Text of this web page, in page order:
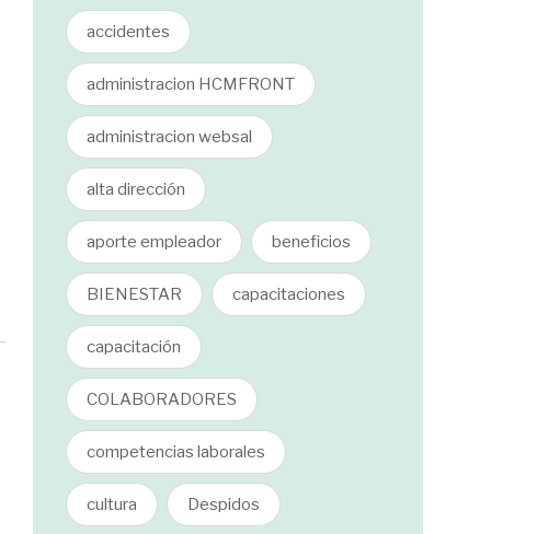
accidentes
administracion HCMFRONT
administracion websal
alta dirección
aporte empleador beneficios
BIENESTAR capacitaciones
capacitación
COLABORADORES
competencias laborales
cultura Despidos